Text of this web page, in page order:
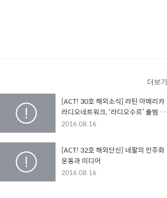
더보기
[ACT! 30호 해외소식] 라틴 아메리카
라디오네트워크, ‘라디오수르’ 출범 가
시화
2016.08.16
[ACT! 32호 해외단신] 네팔의 민주화
운동과 미디어
2016.08.16